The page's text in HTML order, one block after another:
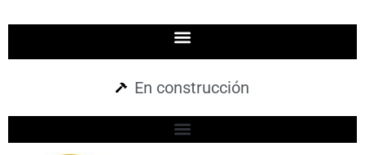
En construcción